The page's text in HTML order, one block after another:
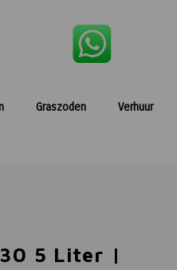
Graszoden Verhuur
5 Liter |